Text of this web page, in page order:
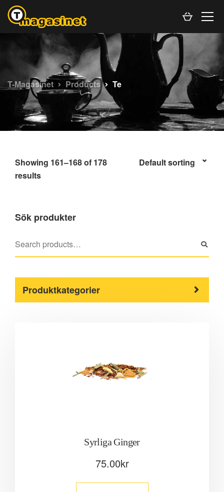
T-Magasinet Products Te
Showing 161–168 of 178
results
Sök produkter
Produktkategorier
Syrliga Ginger
75.00kr